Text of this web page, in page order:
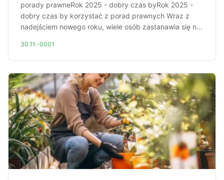
porady prawneRok 2025 - dobry czas byRok 2025 -
dobry czas by korzystać z porad prawnych Wraz z
nadejściem nowego roku, wiele osób zastanawia się n...
30.11.-0001